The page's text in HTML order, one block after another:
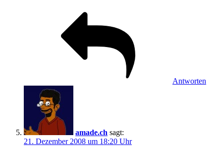
Antworten
amade.ch sagt:
21. Dezember 2008 um 18:20 Uhr